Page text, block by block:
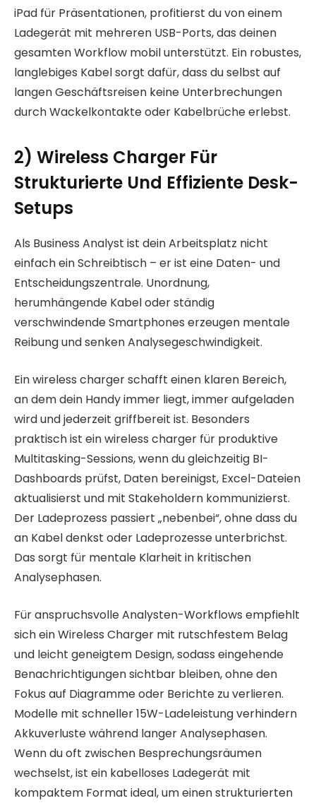
iPad für Präsentationen, profitierst du von einem
Ladegerät mit mehreren USB-Ports, das deinen
gesamten Workflow mobil unterstützt. Ein robustes,
langlebiges Kabel sorgt dafür, dass du selbst auf
langen Geschäftsreisen keine Unterbrechungen
durch Wackelkontakte oder Kabelbrüche erlebst.
2) Wireless Charger Für
Strukturierte Und Effiziente Desk-
Setups
Als Business Analyst ist dein Arbeitsplatz nicht
einfach ein Schreibtisch – er ist eine Daten- und
Entscheidungszentrale. Unordnung,
herumhängende Kabel oder ständig
verschwindende Smartphones erzeugen mentale
Reibung und senken Analysegeschwindigkeit.
Ein wireless charger schafft einen klaren Bereich,
an dem dein Handy immer liegt, immer aufgeladen
wird und jederzeit griffbereit ist. Besonders
praktisch ist ein wireless charger für produktive
Multitasking-Sessions, wenn du gleichzeitig BI-
Dashboards prüfst, Daten bereinigst, Excel-Dateien
aktualisierst und mit Stakeholdern kommunizierst.
Der Ladeprozess passiert „nebenbei“, ohne dass du
an Kabel denkst oder Ladeprozesse unterbrichst.
Das sorgt für mentale Klarheit in kritischen
Analysephasen.
Für anspruchsvolle Analysten-Workflows empfiehlt
sich ein Wireless Charger mit rutschfestem Belag
und leicht geneigtem Design, sodass eingehende
Benachrichtigungen sichtbar bleiben, ohne den
Fokus auf Diagramme oder Berichte zu verlieren.
Modelle mit schneller 15W-Ladeleistung verhindern
Akkuverluste während langer Analysephasen.
Wenn du oft zwischen Besprechungsräumen
wechselst, ist ein kabelloses Ladegerät mit
kompaktem Format ideal, um einen strukturierten